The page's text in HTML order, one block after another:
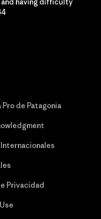
Pro de Patagonia
Privacidad